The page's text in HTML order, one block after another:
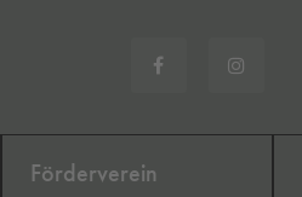
Förderverein